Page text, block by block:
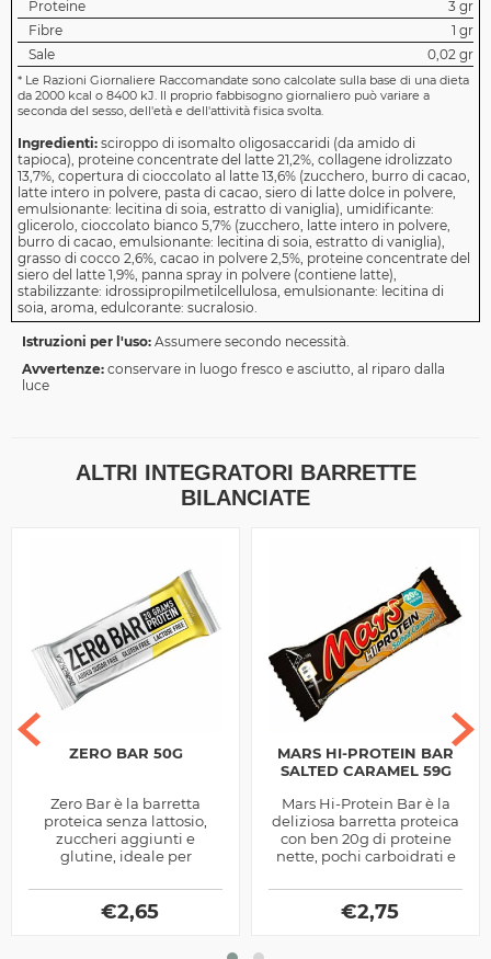
Proteine
3 gr
Fibre
1 gr
Sale
0,02 gr
* Le Razioni Giornaliere Raccomandate sono calcolate sulla base di una dieta
da 2000 kcal o 8400 kJ. Il proprio fabbisogno giornaliero può variare a
seconda del sesso, dell'età e dell'attività fisica svolta.
Ingredienti: sciroppo di isomalto oligosaccaridi (da amido di
tapioca), proteine concentrate del latte 21,2%, collagene idrolizzato
13,7%, copertura di cioccolato al latte 13,6% (zucchero, burro di cacao,
latte intero in polvere, pasta di cacao, siero di latte dolce in polvere,
emulsionante: lecitina di soia, estratto di vaniglia), umidificante:
glicerolo, cioccolato bianco 5,7% (zucchero, latte intero in polvere,
burro di cacao, emulsionante: lecitina di soia, estratto di vaniglia),
grasso di cocco 2,6%, cacao in polvere 2,5%, proteine concentrate del
siero del latte 1,9%, panna spray in polvere (contiene latte),
stabilizzante: idrossipropilmetilcellulosa, emulsionante: lecitina di
soia, aroma, edulcorante: sucralosio.
Istruzioni per l'uso: Assumere secondo necessità.
Avvertenze: conservare in luogo fresco e asciutto, al riparo dalla
luce
ALTRI INTEGRATORI BARRETTE
BILANCIATE
ZERO BAR 50G
Zero Bar è la barretta
proteica senza lattosio,
zuccheri aggiunti e
glutine, ideale per
della dieta ipocalorica per
dimagrire
€2,65
MARS HI-PROTEIN BAR
SALTED CARAMEL 59G
Mars Hi-Protein Bar è la
deliziosa barretta proteica
con ben 20g di proteine
nette, pochi carboidrati e
Salted Caramel
€2,75